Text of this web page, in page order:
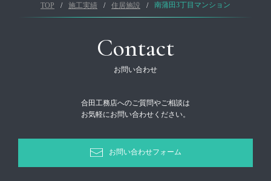
TOP 施工実績 住居施設 南蒲田3丁目マンション
Contact
お問い合わせ
合田工務店へのご質問やご相談は
お気軽にお問い合わせください。
お問い合わせフォーム